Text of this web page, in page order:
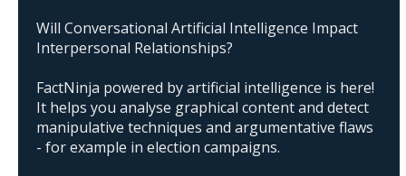
Will Conversational Artificial Intelligence Impact
Interpersonal Relationships?
FactNinja powered by artificial intelligence is here!
It helps you analyse graphical content and detect
manipulative techniques and argumentative flaws
- for example in election campaigns.